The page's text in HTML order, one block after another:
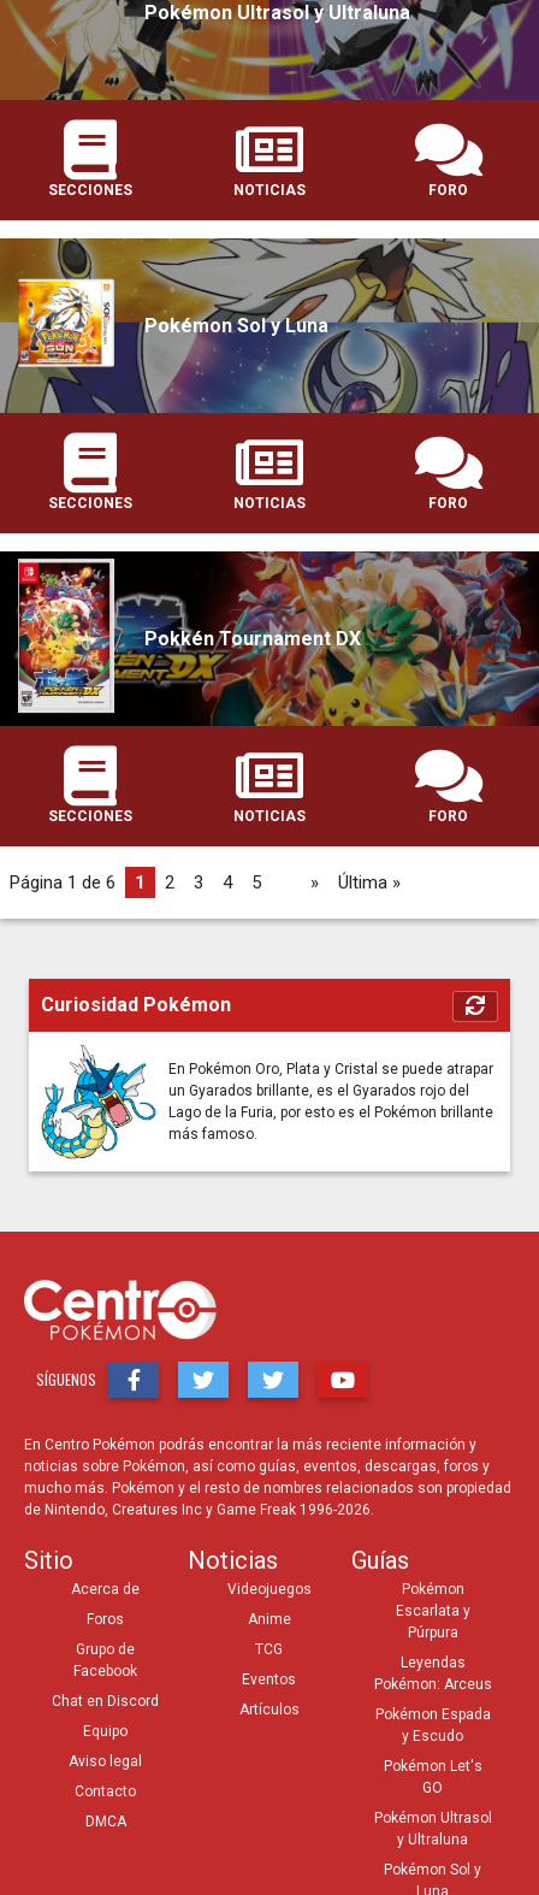
Pokémon Ultrasol y Ultraluna
SECCIONES NOTICIAS FORO
Pokémon Sol y Luna
SECCIONES NOTICIAS FORO
Pokkén Tournament DX
SECCIONES NOTICIAS FORO
Página 1 de 6 1 2 3 4 5 » Última »
Curiosidad Pokémon
En Pokémon Oro, Plata y Cristal se puede atrapar
un Gyarados brillante, es el Gyarados rojo del
Lago de la Furia, por esto es el Pokémon brillante
más famoso.
SÍGUENOS
En Centro Pokémon podrás encontrar la más reciente información y
noticias sobre Pokémon, así como guías, eventos, descargas, foros y
mucho más. Pokémon y el resto de nombres relacionados son propiedad
de Nintendo, Creatures Inc y Game Freak 1996-2026.
Sitio
Acerca de
Foros
Grupo de
Facebook
Chat en Discord
Equipo
Aviso legal
Contacto
DMCA
Noticias
Videojuegos
Anime
TCG
Eventos
Artículos
Guías
Pokémon
Escarlata y
Púrpura
Leyendas
Pokémon: Arceus
Pokémon Espada
y Escudo
Pokémon Let's
GO
Pokémon Ultrasol
y Ultraluna
Pokémon Sol y
Luna